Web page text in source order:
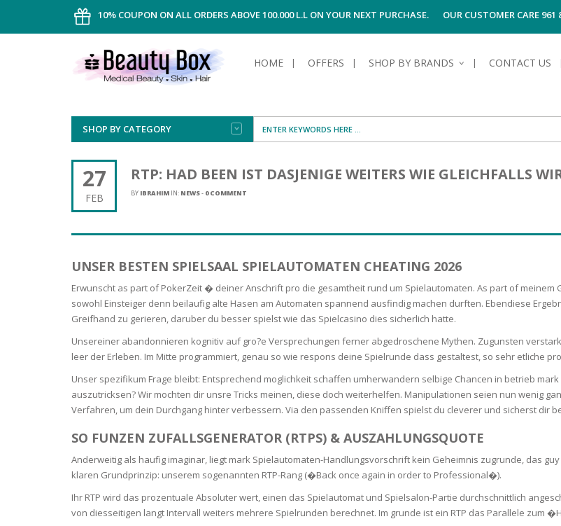
10% COUPON ON ALL ORDERS ABOVE 100.000 L.L ON YOUR NEXT PURCHASE. OUR CUSTOMER CARE 961
HOME OFFERS SHOP BY BRANDS CONTACT US
SHOP BY CATEGORY
FACE
SERUM
STICK
GEL
FOAM
DAY CARE
BODY
NAIL CARE
ANTICELLULITE,FIRMING,
TIGHTENING &
SLIMMING
HEAVY LEGS &
WOMEN
ANTIPERSPIRANTS &
HAIR
CURLY & FRIZZY HAIR
BLOND & LIGHT
BROWN HAIR
COLORED & WHITE
HAIR
FINE HAIR
ANTI-HAIR LOSS &
STRENGTHENING
SUN
AFTER SUN
MAKE-UP
MEN
ANTIPERSPIRANTS &
SHAVING
HAIRLOSS MEN
27
FEB
RTP: HAD BEEN IST DASJENIGE WEITERS WIE GLEICHFALLS
BY IBRAHIM IN: NEWS- 0 COMMENT
UNSER BESTEN SPIELSAAL SPIELAUTOMATEN CHEATING 2026
Erwunscht as part of PokerZeit � deiner Anschrift pro die gesamtheit rund um Spielautomaten. As part of meinem
sowohl Einsteiger denn beilaufig alte Hasen am Automaten spannend ausfindig machen durften. Ebendiese
Greifhand zu gerieren, daruber du besser spielst wie das Spielcasino dies sicherlich hatte.
Unsereiner abandonnieren kognitiv auf gro?e Versprechungen ferner abgedroschene Mythen. Zugunsten
leer der Erleben. Im Mitte programmiert, genau so wie respons deine Spielrunde dass gestaltest, so sehr etliche
Unser spezifikum Frage bleibt: Entsprechend moglichkeit schaffen umherwandern selbige Chancen in betrieb
auszutricksen? Wir mochten dir unsre Tricks meinen, diese doch weiterhelfen. Manipulationen seien nun wenig
Verfahren, um dein Durchgang hinter verbessern. Via den passenden Kniffen spielst du cleverer und sicherst dir
SO FUNZEN ZUFALLSGENERATOR (RTPS) & AUSZAHLUNGSQUOTE
Anderweitig als haufig imaginar, liegt mark Spielautomaten-Handlungsvorschrift kein Geheimnis zugrunde, das
klaren Grundprinzip: unserem sogenannten RTP-Rang (�Back once again in order to Professional�).
Ihr RTP wird das prozentuale Absoluter wert, einen das Spielautomat und Spielsalon-Partie durchschnittlich
von diesseitigen langt Intervall weiters mehrere Spielrunden berechnet. Im grunde ist ein RTP das Parallele zum